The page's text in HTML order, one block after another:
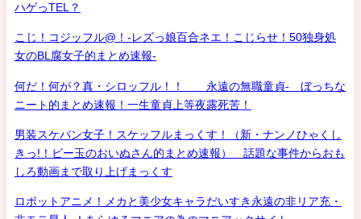
ハゲっTEL？
こじ！コジッフル@！-レズっ娘百合ネエ！こじらせ！50独身処
女のBL腐女子的まとめ速報-
何だ！何が？真・シロッフル！！ 永遠の無職童貞- ぼっちな
ニート的まとめ速報！一生童貞上等夜露死苦！
男装スケバン女子！スケッフルまっくす！（新・ナンノひゃくし
きっ!！ビー玉のおいぬさん的まとめ速報） 話題な事件からおも
しろ動画まで取り上げまっくす
ロボットアニメ！メカと美少女キャラだいすき永遠の非リア充・